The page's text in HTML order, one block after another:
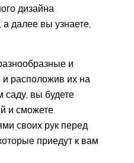
дизайна
далее вы узнаете,
и
расположив их на
саду, вы будете
и сможете
своих рук перед
приедут к вам